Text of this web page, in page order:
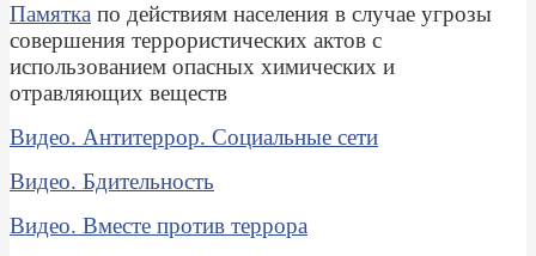
Памятка по действиям населения в случае угрозы
совершения террористических актов с
использованием опасных химических и
отравляющих веществ
Видео. Антитеррор. Социальные сети
Видео. Бдительность
Видео. Вместе против террора